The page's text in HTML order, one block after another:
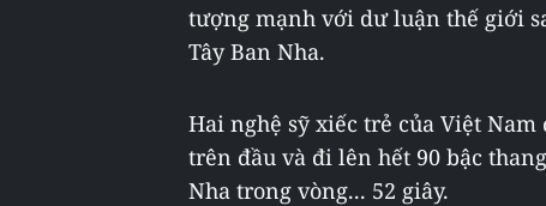
tượng mạnh với dư luận thế giới
Tây Ban Nha.
Hai nghệ sỹ xiếc trẻ của Việt
trên đầu và đi lên hết 90 bậc
Nha trong vòng... 52 giây.